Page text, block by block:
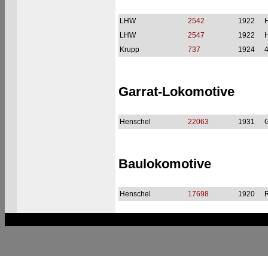
LHW 2542 1922
LHW
2547 1922
Krupp
737 1924
Garrat-Lokomotive
Henschel 22063 1931
Baulokomotive
Henschel 17698 1920